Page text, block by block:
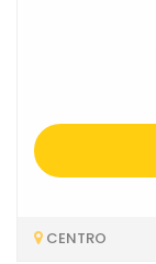
CENTRO